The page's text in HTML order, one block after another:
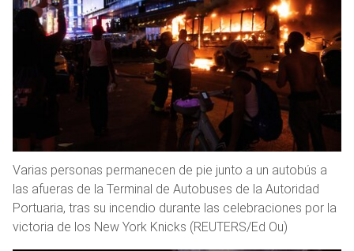
Varias personas permanecen de pie junto a un autobús a
las afueras de la Terminal de Autobuses de la Autoridad
Portuaria, tras su incendio durante las celebraciones por la
victoria de los New York Knicks (REUTERS/Ed Ou)